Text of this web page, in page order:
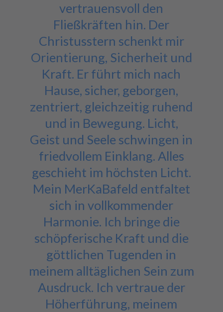
vertrauensvoll den
Fließkräften hin. Der
Christusstern schenkt mir
Orientierung, Sicherheit und
Kraft. Er führt mich nach
Hause, sicher, geborgen,
zentriert, gleichzeitig ruhend
und in Bewegung. Licht,
Geist und Seele schwingen in
friedvollem Einklang. Alles
geschieht im höchsten Licht.
Mein MerKaBafeld entfaltet
sich in vollkommender
Harmonie. Ich bringe die
schöpferische Kraft und die
göttlichen Tugenden in
meinem alltäglichen Sein zum
Ausdruck. Ich vertraue der
Höherführung, meinem